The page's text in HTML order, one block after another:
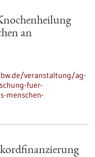
an
veranstaltung/ag-
fuer-
menschen-